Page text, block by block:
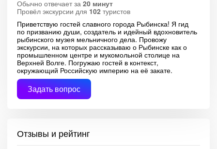
Обычно отвечает за 20 минут
Провёл экскурсии для 102 туристов
Приветствую гостей славного города Рыбинска! Я гид
по призванию души, создатель и идейный вдохновитель
рыбинского музея мельничного дела. Провожу
экскурсии, на которых рассказываю о Рыбинске как о
промышленном центре и мукомольной столице на
Верхней Волге. Погружаю гостей в контекст,
окружающий Российскую империю на её закате.
Задать вопрос
Отзывы и рейтинг